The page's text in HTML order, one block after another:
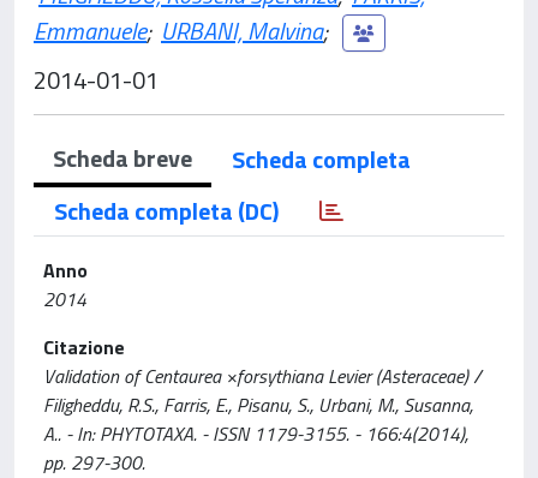
Emmanuele; URBANI, Malvina;
2014-01-01
Scheda breve
Scheda completa
Scheda completa (DC)
Anno
2014
Citazione
Validation of Centaurea ×forsythiana Levier (Asteraceae) /
Filigheddu, R.S., Farris, E., Pisanu, S., Urbani, M., Susanna,
A.. - In: PHYTOTAXA. - ISSN 1179-3155. - 166:4(2014),
pp. 297-300.